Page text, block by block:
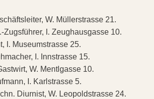
W. Müllerstrasse 21.
Zugsführer, I. Zeughausgasse 10.
I. Museumstrasse 25.
I. Innstrasse 15.
W. Mentlgasse 10.
I. Karlstrasse 5.
Diurnist, W. Leopoldstrasse 24.